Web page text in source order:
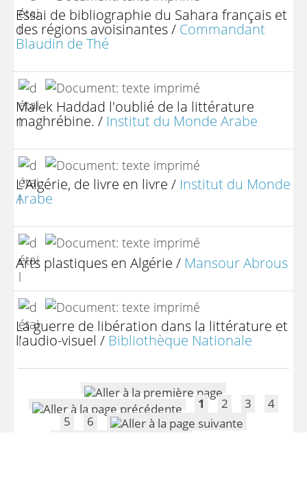
Essai de bibliographie du Sahara français et
des régions avoisinantes/ Commandant
Blaudin de Thé
Malek Haddad l'oublié de la littérature
maghrébine. / Institut du Monde Arabe
L'Algérie, de livre en livre / Institut du Monde
Arabe
Arts plastiques en Algérie / Mansour Abrous
La guerre de libération dans la littérature et
l'audio-visuel / Bibliothèque Nationale
1 2 3
4
5
6